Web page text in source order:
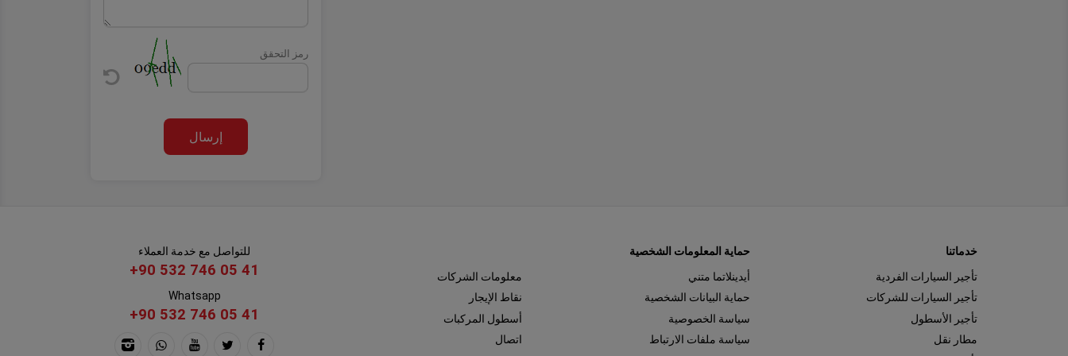
رمز التحقق
إرسال
خدماتنا
تأجير السيارات الفردية
تأجير السيارات للشركات
تأجير الأسطول
مطار نقل
حماية المعلومات الشخصية
أيدينلاتما متني
حماية البيانات الشخصية
سياسة الخصوصية
سياسة ملفات الارتباط
معلومات الشركات
نقاط الإيجار
أسطول المركبات
اتصال
للتواصل مع خدمة العملاء
+90 532 746 05 41
Whatsapp
+90 532 746 05 41